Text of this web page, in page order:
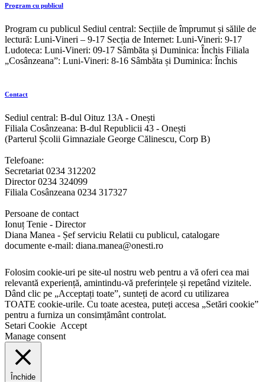
Program cu publicul
Program cu publicul Sediul central: Secțiile de împrumut și sălile de
lectură: Luni-Vineri – 9-17 Secția de Internet: Luni-Vineri: 9-17
Ludoteca: Luni-Vineri: 09-17 Sâmbăta și Duminica: Închis Filiala
„Cosânzeana”: Luni-Vineri: 8-16 Sâmbăta și Duminica: Închis
Contact
Sediul central: B-dul Oituz 13A - Onești
Filiala Cosânzeana: B-dul Republicii 43 - Onești
(Parterul Școlii Gimnaziale George Călinescu, Corp B)
Telefoane:
Secretariat 0234 312202
Director 0234 324099
Filiala Cosânzeana 0234 317327
Persoane de contact
Ionuț Tenie - Director
Diana Manea - Șef serviciu Relatii cu publicul, catalogare
documente e-mail: diana.manea@onesti.ro
Folosim cookie-uri pe site-ul nostru web pentru a vă oferi cea mai
relevantă experiență, amintindu-vă preferințele și repetând vizitele.
Dând clic pe „Acceptați toate”, sunteți de acord cu utilizarea
TOATE cookie-urile. Cu toate acestea, puteți accesa „Setări cookie”
pentru a furniza un consimțământ controlat.
Setari Cookie Accept
Manage consent
Închide